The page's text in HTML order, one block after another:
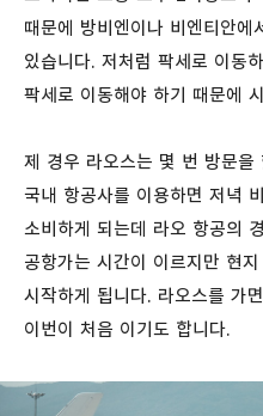
때문에 방비엔이나 비엔티안
있습니다. 저처럼 팍세로 이동
팍세로 이동해야 하기 때문에
제 경우 라오스는 몇 번 방문을
국내 항공사를 이용하면 저녁
소비하게 되는데 라오 항공의
공항가는 시간이 이르지만 현
시작하게 됩니다. 라오스를 가
이번이 처음 이기도 합니다.